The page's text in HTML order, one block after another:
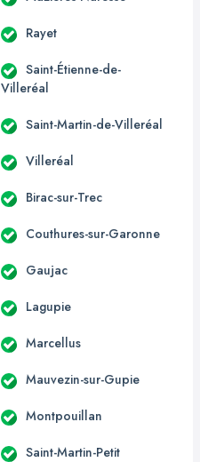
Rayet
Saint-Étienne-de-
Villeréal
Saint-Martin-de-Villeréal
Villeréal
Birac-sur-Trec
Couthures-sur-Garonne
Gaujac
Lagupie
Marcellus
Mauvezin-sur-Gupie
Montpouillan
Saint-Martin-Petit